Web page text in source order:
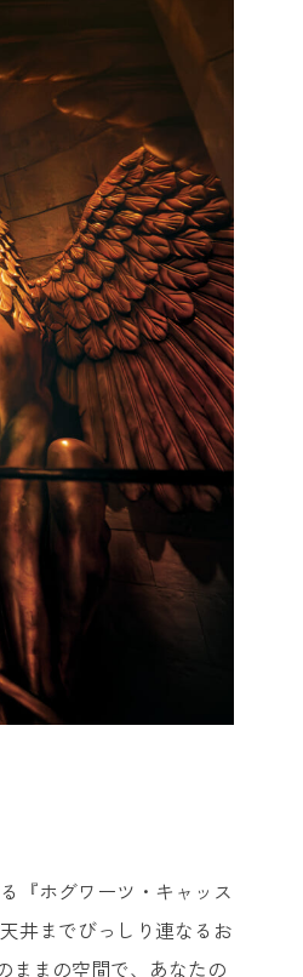
『ホグワーツ・キャッス
井までびっしり連なるお
ままの空間で、あなたの